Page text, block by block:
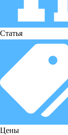
Статья
Цены